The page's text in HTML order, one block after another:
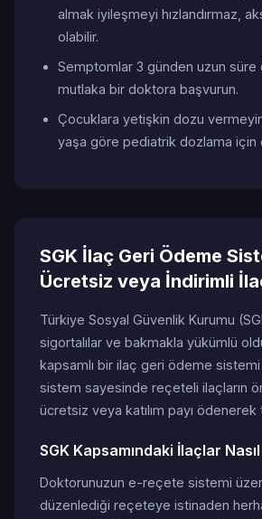
almak iyileşmeyi hızlandırmaz,
olabilir.
Semptomlar 3 günden uzun
mutlaka bir doktora başvurun.
Çocuklara yetişkin dozu
yaşa göre pediatrik dozlama için
SGK İlaç Geri Ödeme
Ücretsiz veya İndirimli
Türkiye Sosyal Güvenlik Kurumu
sigortalılar ve bakmakla yükümlü
kapsamlı bir ilaç geri ödeme
sistem sayesinde reçeteli ilaçların
ücretsiz veya katılım payı
SGK Kapsamındaki İlaçlar Nasıl
Doktorunuzun e-reçete sistemi
düzenlediği reçeteye istinaden